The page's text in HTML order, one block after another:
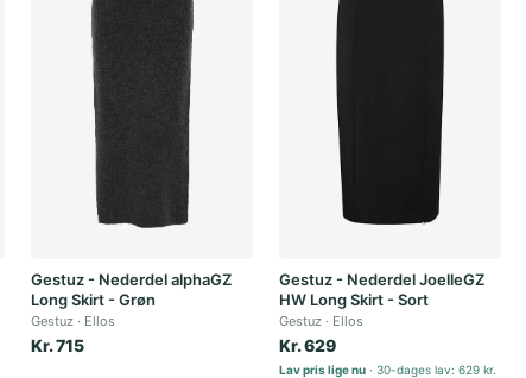
Gestuz - Nederdel alphaGZ
Long Skirt - Grøn
Gestuz Ellos
Kr. 715
Gestuz - Nederdel JoelleGZ
HW Long Skirt - Sort
Gestuz Ellos
Kr. 629
Lav pris lige nu 30-dages lav: 629 kr.